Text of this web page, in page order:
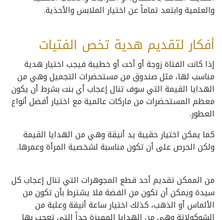
والعلمية وابتعد تماماً عن اختيار الملابس والأحذية.
أفكار لتقديم هدية تخص الفتيات
إذا كانت الفتاة زوجة أو أخت أو خطيبة فيجب اختيار هدية
مناسب لها، مثل صندوق من مستحضرات التجميل وهي من
الهدايا القيمة التي سوف تنال إعجاب أي بنت بشرط أن يكون
معظم المستحضرات من ماركات عالمية مع اختيار أفضل أنواع
العطور.
كما يمكن اختيار حقيبة يد أنيقة وهي من الهدايا القيمة
ولكن الحرص على أن تكون مناسبة لشخصية المرأة وعمرها.
من الممكن تقديم أحد قطع المجوهرات التي تنال إعجاب كل
سيدة ويمكن أن تكون من الفضة فلا يشترط بأن تكون من
الألماس أو الذهب، كذلك اختيار ساعة أنيقة وعلبة من